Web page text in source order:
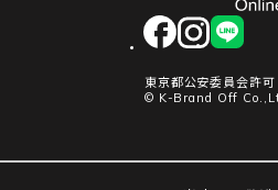
facebookinstagram
LINE
東京都公安委員会許
© K-Brand Off